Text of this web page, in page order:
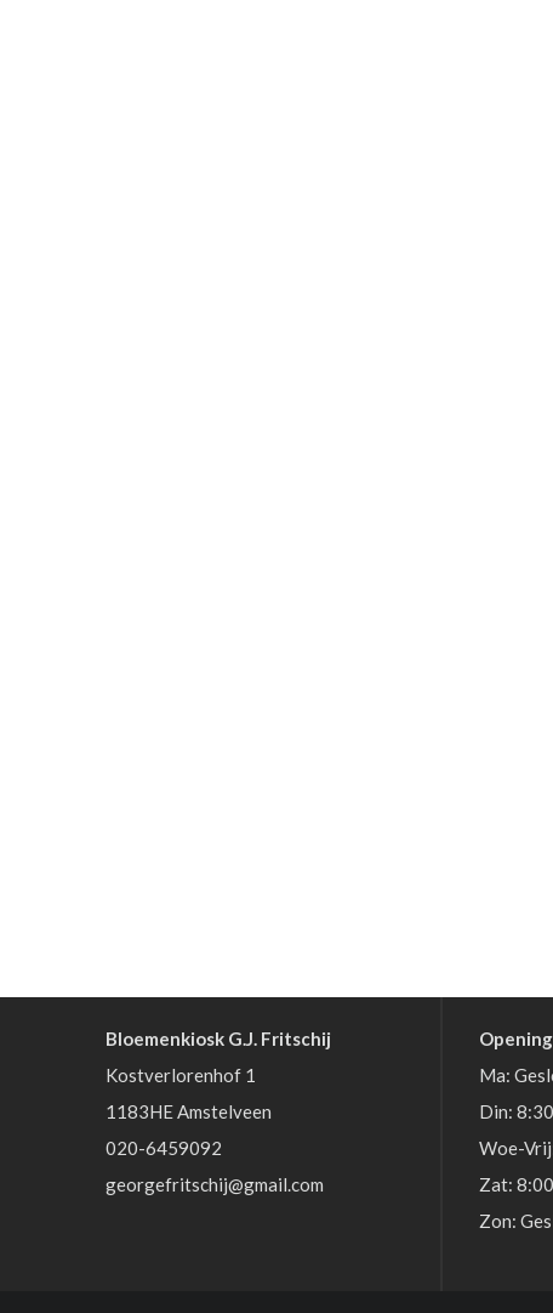
Bloemenkiosk G.J. Fritschij
Kostverlorenhof 1
1183HE Amstelveen
020-6459092
georgefritschij@gmail.com
Ma:
Din:
Woe-
Zat:
Zon: